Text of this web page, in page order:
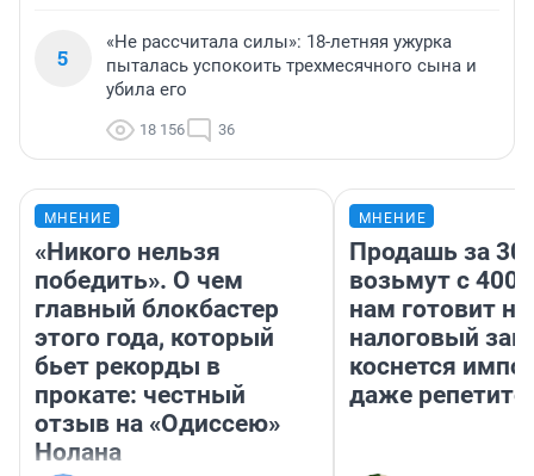
5
«Не рассчитала силы»: 18-летняя ужурка
пыталась успокоить трехмесячного сына и
убила его
18 156 36
МНЕНИЕ
«Никого нельзя
победить». О чем
главный блокбастер
этого года, который
бьет рекорды в
прокате: честный
отзыв на «Одиссею»
Нолана
МНЕНИЕ
Продашь за
возьмут с
нам готовит
налоговый
коснется
даже